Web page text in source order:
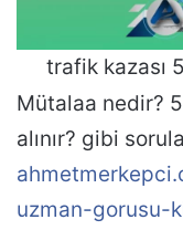
trafik kazası
Mütalaa nedir?
alınır? gibi
uzman-gorusu-